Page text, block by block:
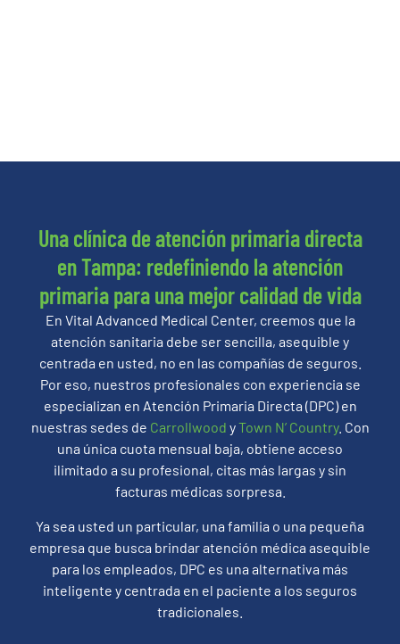
Una clínica de atención primaria directa
en Tampa: redefiniendo la atención
primaria para una mejor calidad de vida
En Vital Advanced Medical Center, creemos que la
atención sanitaria debe ser sencilla, asequible y
centrada en usted, no en las compañías de seguros.
Por eso, nuestros profesionales con experiencia se
especializan en Atención Primaria Directa (DPC) en
nuestras sedes de Carrollwood yTown N’ Country. Con
una única cuota mensual baja, obtiene acceso
ilimitado a su profesional, citas más largas y sin
facturas médicas sorpresa.
Ya sea usted un particular, una familia o una pequeña
empresa que busca brindar atención médica asequible
para los empleados, DPC es una alternativa más
inteligente y centrada en el paciente a los seguros
tradicionales.